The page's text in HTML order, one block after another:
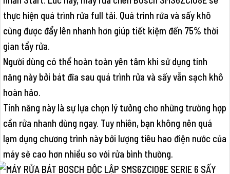
thực hiện quá trình rửa full tải. Quá trình rửa và sấy khô
cũng được đẩy lên nhanh hơn giúp tiết kiệm đến 75% thời
gian tẩy rửa.
Người dùng có thể hoàn toàn yên tâm khi sử dụng tính
năng này bởi bát đĩa sau quá trình rửa và sấy vẫn sạch khô
hoàn hảo.
Tính năng này là sự lựa chọn lý tưởng cho những trường hợp
cần rửa nhanh dùng ngay. Tuy nhiên, bạn không nên quá
lạm dụng chương trình này bởi lượng tiêu hao điện nước của
máy sẽ cao hơn nhiều so với rửa bình thường.